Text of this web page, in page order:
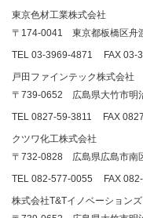
東京色材工業株式会社
〒174-0041 東京都板橋区舟
TEL 03-3969-4871
FAX 03-
戸田ファインテック株式会社
〒739-0652 広島県大竹市明
TEL 0827-59-3811
FAX
クツワ化工株式会社
〒 732-0828 広島県広島市南
TEL 082-577-0055
FAX
株式会社T&Tイノベーションズ